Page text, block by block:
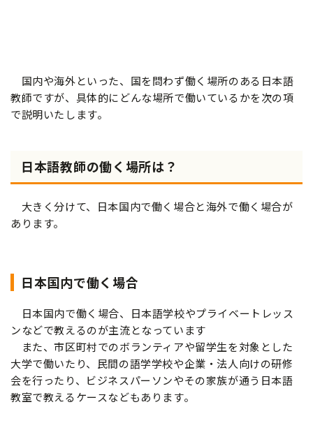
国内や海外といった、国を問わず働く場所のある日本語
教師ですが、具体的にどんな場所で働いているかを次の項
で説明いたします。
日本語教師の働く場所は？
大きく分けて、日本国内で働く場合と海外で働く場合が
あります。
日本国内で働く場合
日本国内で働く場合、日本語学校やプライベートレッス
ンなどで教えるのが主流となっています
また、市区町村でのボランティアや留学生を対象とした
大学で働いたり、民間の語学学校や企業・法人向けの研修
会を行ったり、ビジネスパーソンやその家族が通う日本語
教室で教えるケースなどもあります。